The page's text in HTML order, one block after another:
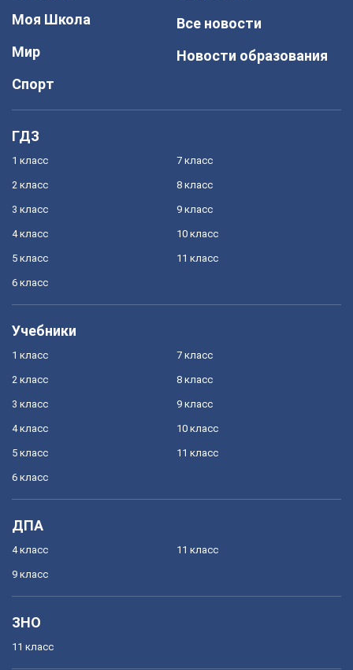
Моя Школа
Мир
Спорт
Все новости
Новости образования
ГДЗ
1 класс
2 класс
3 класс
4 класс
5 класс
6 класс
7 класс
8 класс
9 класс
10 класс
11 класс
Учебники
1 класс
2 класс
3 класс
4 класс
5 класс
6 класс
7 класс
8 класс
9 класс
10 класс
11 класс
ДПА
4 класс
9 класс
11 класс
ЗНО
11 класс